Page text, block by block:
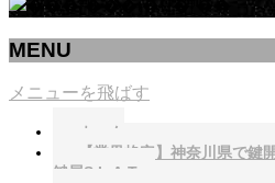
MENU
メニューを飛ばす
ホーム
【業界格安】神奈川県で鍵
鍵屋S.L.A.T.へ